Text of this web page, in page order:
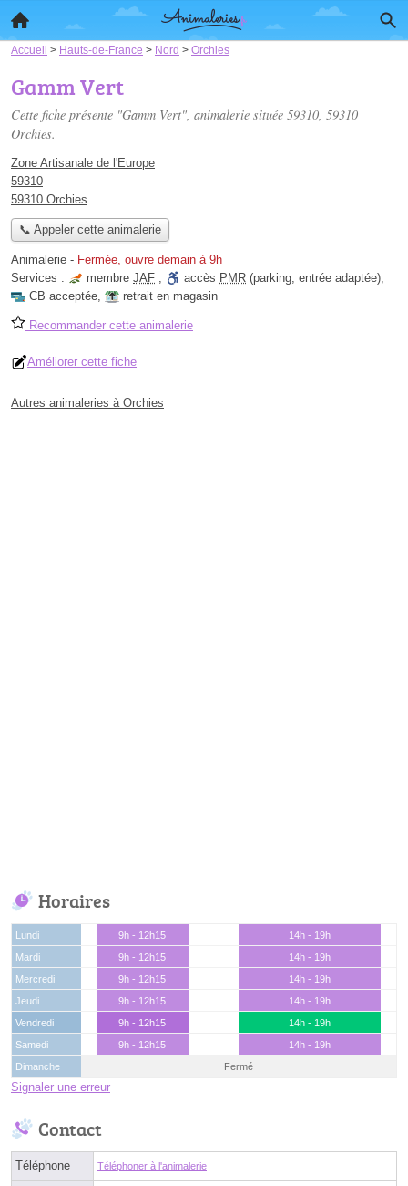
Accueil > Hauts-de-France > Nord > Orchies
Gamm Vert
Cette fiche présente "Gamm Vert", animalerie située 59310, 59310
Orchies.
Zone Artisanale de l'Europe
59310
59310 Orchies
📞 Appeler cette animalerie
Animalerie - Fermée, ouvre demain à 9h
Services :
membre JAF , accès PMR (parking, entrée adaptée),
CB acceptée, retrait en magasin
Recommander cette animalerie
Améliorer cette fiche
Autres animaleries à Orchies
Horaires
Lundi 9h - 12h15
14h - 19h
Mardi
9h - 12h15
14h - 19h
Mercredi
9h - 12h15
14h - 19h
Jeudi
9h - 12h15
14h - 19h
Vendredi
9h - 12h15
14h - 19h
Samedi
9h - 12h15
14h - 19h
Dimanche
Fermé
Signaler une erreur
Contact
Téléphone Téléphoner à l'animalerie